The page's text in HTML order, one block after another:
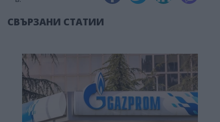
СВЪРЗАНИ СТАТИИ